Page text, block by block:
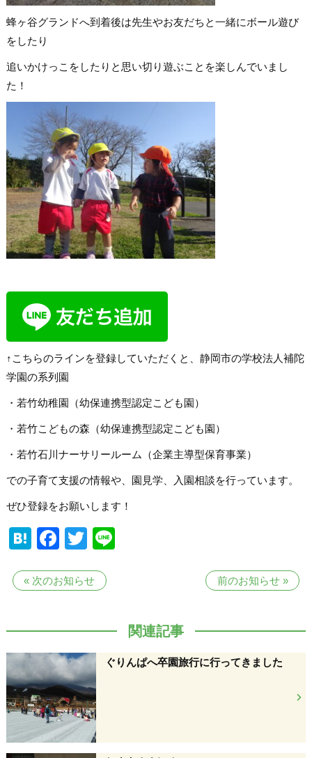
蜂ヶ谷グランドへ到着後は先生やお友だちと一緒にボール遊び
をしたり
追いかけっこをしたりと思い切り遊ぶことを楽しんでいまし
た！
↑こちらのラインを登録していただくと、静岡市の学校法人補陀
学園の系列園
・若竹幼稚園（幼保連携型認定こども園）
・若竹こどもの森（幼保連携型認定こども園）
・若竹石川ナーサリールーム（企業主導型保育事業）
での子育て支援の情報や、園見学、入園相談を行っています。
ぜひ登録をお願いします！
Hatena
Facebook
Twitter
前のお知らせ»
« 次のお知らせ
関連記事
ぐりんぱへ卒園旅行に行ってきました